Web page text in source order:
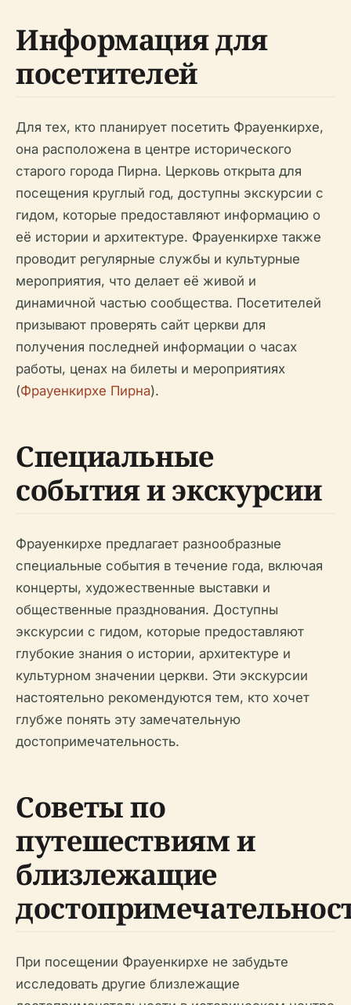
Информация для
посетителей
Для тех, кто планирует посетить Фрауенкирхе,
она расположена в центре исторического
старого города Пирна. Церковь открыта для
посещения круглый год, доступны экскурсии с
гидом, которые предоставляют информацию о
её истории и архитектуре. Фрауенкирхе также
проводит регулярные службы и культурные
мероприятия, что делает её живой и
динамичной частью сообщества. Посетителей
призывают проверять сайт церкви для
получения последней информации о часах
работы, ценах на билеты и мероприятиях
(Фрауенкирхе Пирна).
Специальные
события и экскурсии
Фрауенкирхе предлагает разнообразные
специальные события в течение года, включая
концерты, художественные выставки и
общественные празднования. Доступны
экскурсии с гидом, которые предоставляют
глубокие знания о истории, архитектуре и
культурном значении церкви. Эти экскурсии
настоятельно рекомендуются тем, кто хочет
глубже понять эту замечательную
достопримечательность.
Советы по
путешествиям и
близлежащие
При посещении Фрауенкирхе не забудьте
исследовать другие близлежащие